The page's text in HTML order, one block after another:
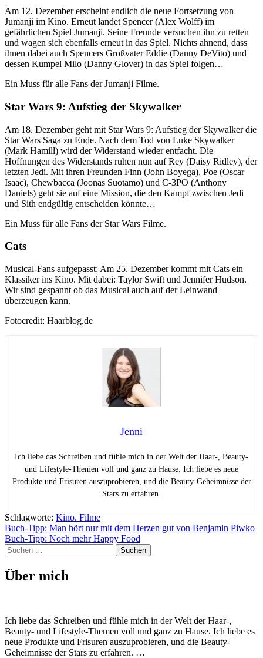
Am 12. Dezember erscheint endlich die neue Fortsetzung von
Jumanji im Kino. Erneut landet Spencer (Alex Wolff) im
gefährlichen Spiel Jumanji. Seine Freunde versuchen ihn zu retten
und wagen sich ebenfalls erneut in das Spiel. Nichts ahnend, dass
ihnen dabei auch Spencers Großvater Eddie (Danny DeVito) und
dessen Kumpel Milo (Danny Glover) in das Spiel folgen…
Ein Muss für alle Fans der Jumanji Filme.
Star Wars 9: Aufstieg der Skywalker
Am 18. Dezember geht mit Star Wars 9: Aufstieg der Skywalker die
Star Wars Saga zu Ende. Nach dem Tod von Luke Skywalker
(Mark Hamill) wird der Widerstand wieder entfacht. Die
Hoffnungen des Widerstands ruhen nun auf Rey (Daisy Ridley), der
letzten Jedi. Mit ihren Freunden Finn (John Boyega), Poe (Oscar
Isaac), Chewbacca (Joonas Suotamo) und C-3PO (Anthony
Daniels) geht sie auf eine Mission, die den Kampf zwischen Jedi
und Sith endgültig entscheiden könnte…
Ein Muss für alle Fans der Star Wars Filme.
Cats
Musical-Fans aufgepasst: Am 25. Dezember kommt mit Cats ein
Klassiker ins Kino. Mit dabei: Taylor Swift und Jennifer Hudson.
Wir sind gespannt ob das Musical auch auf der Leinwand
überzeugen kann.
Fotocredit: Haarblog.de
Jenni
Ich liebe das Schreiben und fühle mich in der Welt der Haar-, Beauty-
und Lifestyle-Themen voll und ganz zu Hause. Ich liebe es neue
Produkte und Frisuren auszuprobieren, und die Beauty-Geheimnisse der
Stars zu erfahren.
Schlagworte: Kino. Filme
Beitragsnavigation
Buch-Tipp: Man hört nur mit dem Herzen gut von Benjamin Piwko
Buch-Tipp: Noch mehr Happy Food
Suchen
nach:
Über mich
Ich liebe das Schreiben und fühle mich in der Welt der Haar-,
Beauty- und Lifestyle-Themen voll und ganz zu Hause. Ich liebe es
neue Produkte und Frisuren auszuprobieren, und die Beauty-
Geheimnisse der Stars zu erfahren. …